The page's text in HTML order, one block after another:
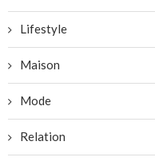
Lifestyle
Maison
Mode
Relation